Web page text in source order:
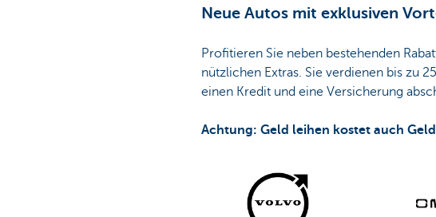
Neue Autos mit exklusiven
Profitieren Sie neben bestehenden
nützlichen Extras. Sie verdienen bis zu
einen Kredit und eine Versicherung
Achtung: Geld leihen kostet auch